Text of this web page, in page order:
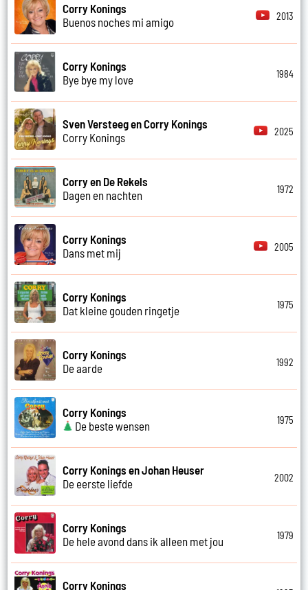
Corry Konings
Buenos noches mi amigo
2013
Corry Konings
Bye bye my love
1984
Sven Versteeg en Corry Konings
Corry Konings
2025
Corry en De Rekels
Dagen en nachten
1972
Corry Konings
Dans met mij
2005
Corry Konings
Dat kleine gouden ringetje
1975
Corry Konings
De aarde
1992
Corry Konings
De beste wensen
1975
Corry Konings en Johan Heuser
De eerste liefde
2002
Corry Konings
De hele avond dans ik alleen met jou
1979
Corry Konings